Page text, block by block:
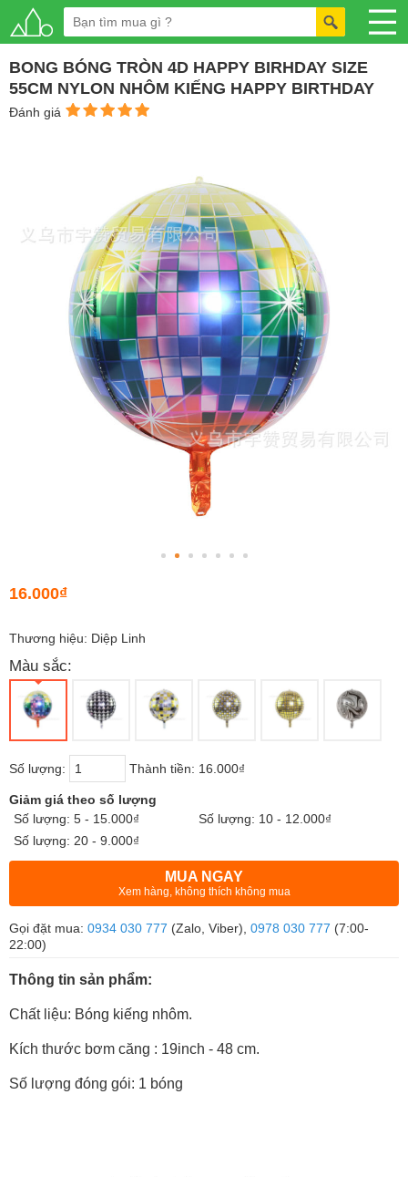
BONG BÓNG TRÒN 4D HAPPY BIRHDAY SIZE
55CM NYLON NHÔM KIẾNG HAPPY BIRTHDAY
Đánh giá
16.000₫
Thương hiệu: Diệp Linh
Màu sắc:
Số lượng: Thành tiền: 16.000₫
Giảm giá theo số lượng
Số lượng: 5 - 15.000₫
Số lượng: 10 - 12.000₫
Số lượng: 20 - 9.000₫
MUA NGAY
Xem hàng, không thích không mua
Gọi đặt mua: 0934 030 777 (Zalo, Viber), 0978 030 777 (7:00-
22:00)
Thông tin sản phẩm:
Chất liệu: Bóng kiếng nhôm.
Kích thước bơm căng : 19inch - 48 cm.
Số lượng đóng gói: 1 bóng